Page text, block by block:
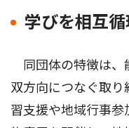
学びを相互
同団体の特徴は、
双方向につなぐ取
習支援や地域行事